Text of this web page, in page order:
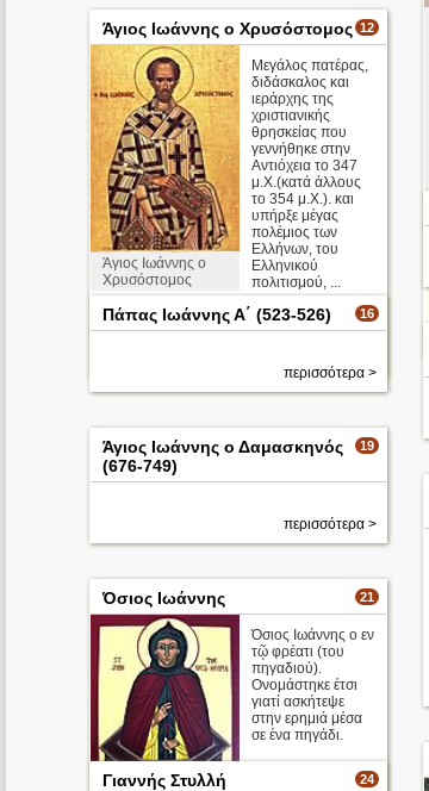
12
Άγιος Ιωάννης ο Χρυσόστομος
Άγιος Ιωάννης ο
Χρυσόστομος
Μεγάλος πατέρας,
διδάσκαλος και
ιεράρχης της
χριστιανικής
θρησκείας που
γεννήθηκε στην
Αντιόχεια το 347
μ.Χ.(κατά άλλους
το 354 μ.Χ.). και
υπήρξε μέγας
πολέμιος των
Ελλήνων, του
Ελληνικού
πολιτισμού, ...
Απολυτίκιο
16
Πάπας Ιωάννης Α΄ (523-526)
περισσότερα >
19
Άγιος Ιωάννης ο Δαμασκηνός
(676-749)
περισσότερα >
21
Όσιος Ιωάννης
Όσιος Ιωάννης ο εν
τῷ φρέατι (του
πηγαδιού).
Ονομάστηκε έτσι
γιατί ασκήτεψε
στην ερημιά μέσα
σε ένα πηγάδι.
24
Γιαννής Στυλλή